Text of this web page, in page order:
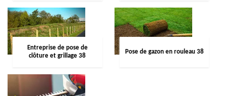
Entreprise de pose de
clôture et grillage 38
Pose de gazon en rouleau 38